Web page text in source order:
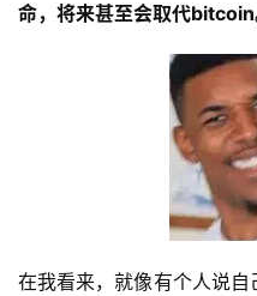
命，将来甚至会取代bitcoin
在我看来，就像有个人说